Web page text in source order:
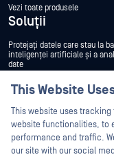
Vezi toate produsele
Soluții
Protejați datele care stau la
inteligenței artificiale și a
date
Patch Management
Secure probelor Secure pentru
autoritățile de aplicare a legii
Guvern, Apărare și Servicii de
Informații
This Website
This website uses
website functionalities, to
performance and traffic.
our site with our social